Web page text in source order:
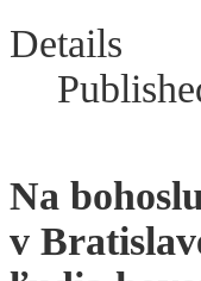
Details
Na
v